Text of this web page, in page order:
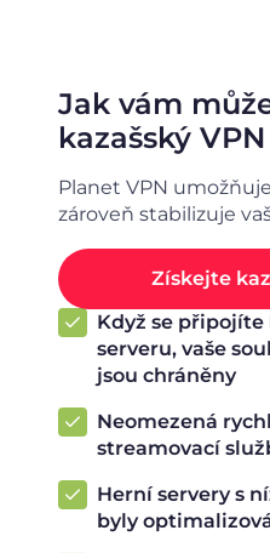
Jak vám
kazašský
Planet VPN
zároveň stabilizuje
Získejte
Když se
serveru, vaše
jsou chráněny
Neomezená
streamovací
Herní servery s
byly